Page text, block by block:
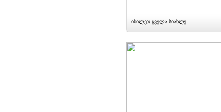
იხილეთ ყველა სიახლე